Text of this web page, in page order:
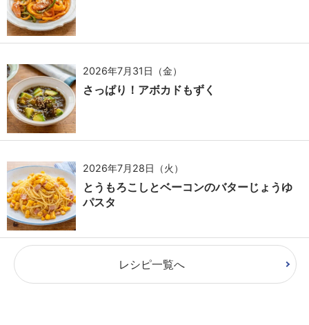
2026年7月31日（金）
さっぱり！アボカドもずく
2026年7月28日（火）
とうもろこしとベーコンのバターじょうゆ
パスタ
レシピ一覧へ